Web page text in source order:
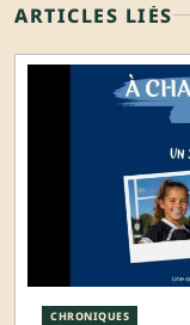
ARTICLES LIÉS
CHRONIQUES